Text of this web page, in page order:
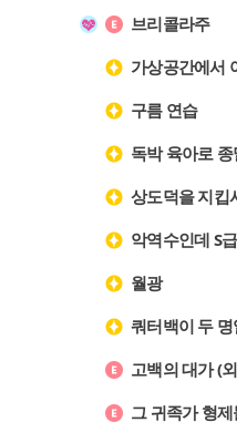
브리콜라주
가상공간에서
구름 연습
독박 육아로
상도덕을 지킵
악역수인데 S
월광
쿼터백이 두 명
고백의 대가 (
그 귀족가 형